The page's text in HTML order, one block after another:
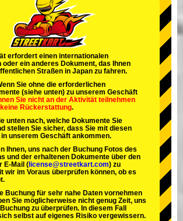
Shop wechseln
Annex Tokio Bucht
Osaka
erfordert einen internationalen
oder ein anderes Dokument, das Ihnen
Straßen in Japan zu fahren.
Sie ohne die erforderlichen
(siehe unten) zu unserem Geschäft
Sie nicht an der Aktivität teilnehmen
Rückerstattung.
unten nach, welche Dokumente Sie
stellen Sie sicher, dass Sie mit diesen
unserem Geschäft ankommen.
Ihnen, uns nach der Buchung Fotos des
und der erhaltenen Dokumente über den
E-Mail ( license@streetkart.com) zu
wir im Voraus überprüfen können, ob es
Buchung für sehr nahe Daten vornehmen
Sie möglicherweise nicht genug Zeit, uns
zu überprüfen. In diesem Fall
selbst auf eigenes Risiko vergewissern.